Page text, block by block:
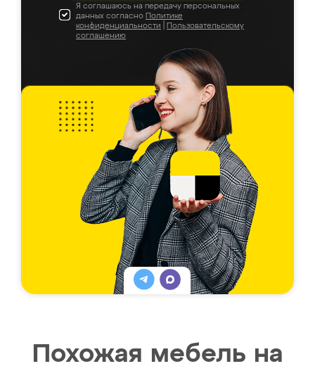
Я соглашаюсь на передачу персональных
данных согласно Политике
конфиденциальности
Пользовательскому
соглашению
Похожая мебель на